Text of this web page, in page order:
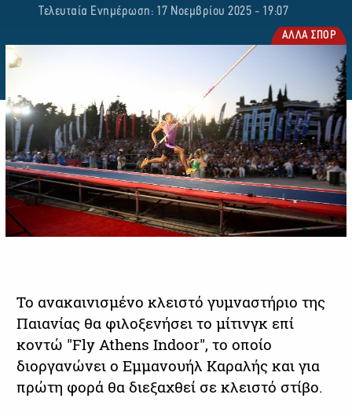
Τελευταία Ενημέρωση: 17 Νοεμβρίου 2025 - 19:07
ΑΛΛΑ ΣΠΟΡ
Το ανακαινισμένο κλειστό γυμναστήριο της
Παιανίας θα φιλοξενήσει το μίτινγκ επί
κοντώ "Fly Athens Indoor", το οποίο
διοργανώνει ο Εμμανουήλ Καραλής και για
πρώτη φορά θα διεξαχθεί σε κλειστό στίβο.